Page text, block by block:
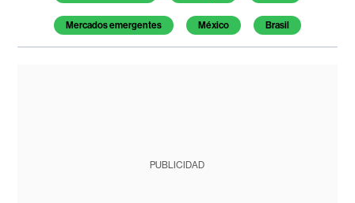
Mercados emergentes México Brasil
PUBLICIDAD